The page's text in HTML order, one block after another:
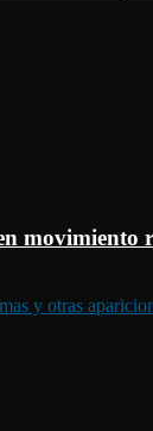
movimiento
y otras